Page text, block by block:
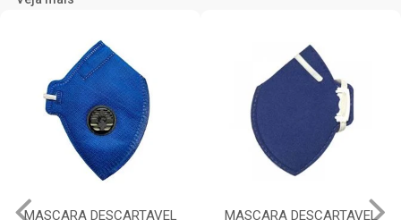
MASCARA DESCARTAVEL
MASCARA DESCARTAVEL